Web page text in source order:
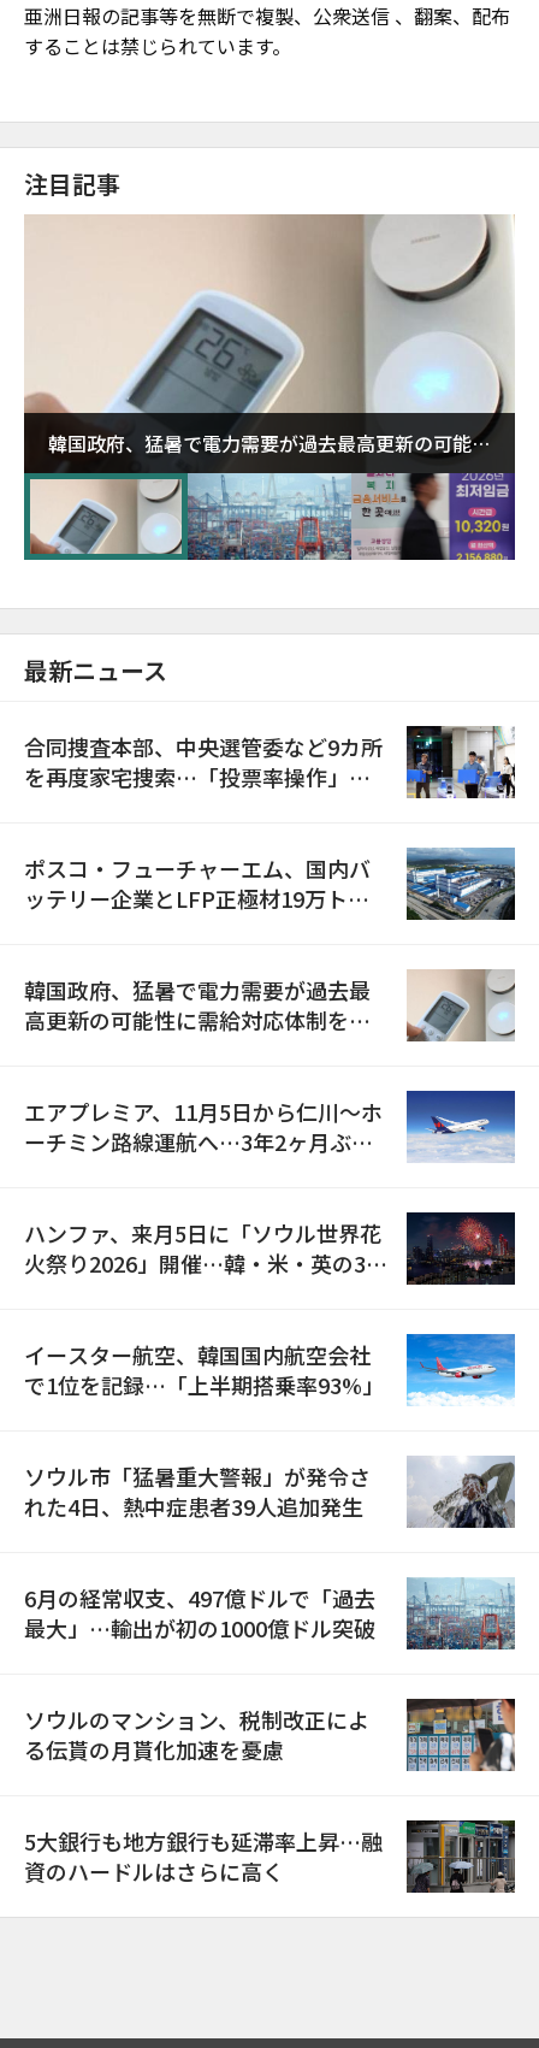
亜洲日報の記事等を無断で複製、公衆送信 、翻案、配布
することは禁じられています。
注目記事
韓国政府、猛暑で電力需要が過去最高更新の可能性
に需給対応体制を点検
最新ニュース
合同捜査本部、中央選管委など9カ所
を再度家宅捜索…「投票率操作」の
ポスコ・フューチャーエム、国内バ
ッテリー企業とLFP正極材19万トン
韓国政府、猛暑で電力需要が過去最
高更新の可能性に需給対応体制を点
エアプレミア、11月5日から仁川〜ホ
ーチミン路線運航へ…3年2ヶ月ぶり
ハンファ、来月5日に「ソウル世界花
火祭り2026」開催…韓・米・英の3カ
イースター航空、韓国国内航空会社
で1位を記録…「上半期搭乗率93%」
ソウル市「猛暑重大警報」が発令さ
れた4日、熱中症患者39人追加発生
6月の経常収支、497億ドルで「過去
最大」…輸出が初の1000億ドル突破
ソウルのマンション、税制改正によ
る伝貰の月貰化加速を憂慮
5大銀行も地方銀行も延滞率上昇…融
資のハードルはさらに高く